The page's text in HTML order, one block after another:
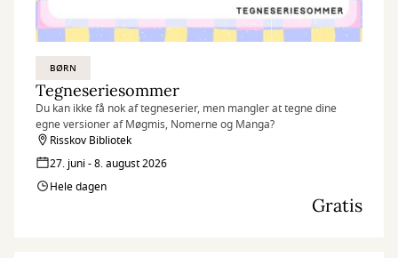
BØRN
Tegneseriesommer
Du kan ikke få nok af tegneserier, men mangler at tegne dine
egne versioner af Møgmis, Nomerne og Manga?
Risskov Bibliotek
27. juni - 8. august 2026
Hele dagen
Gratis